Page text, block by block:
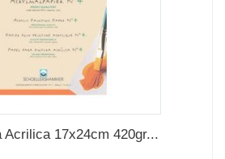
Acrilica 17x24cm 420gr...